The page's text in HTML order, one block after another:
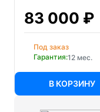
83 000 ₽
Под заказ
Гарантия:12 мес.
В КОРЗИНУ